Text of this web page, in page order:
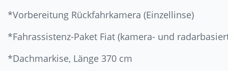
*Vorbereitung Rückfahrkamera (Einzellinse)
*Fahrassistenz-Paket Fiat (kamera- und
*Dachmarkise, Länge 370 cm